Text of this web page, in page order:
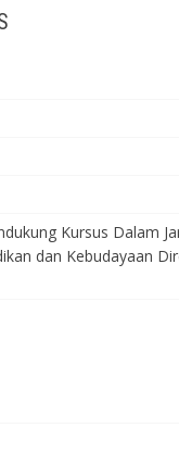
Kursus Dalam
dan Kebudayaan